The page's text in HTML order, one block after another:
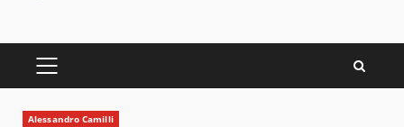
PRIMARY
Alessandro Camilli